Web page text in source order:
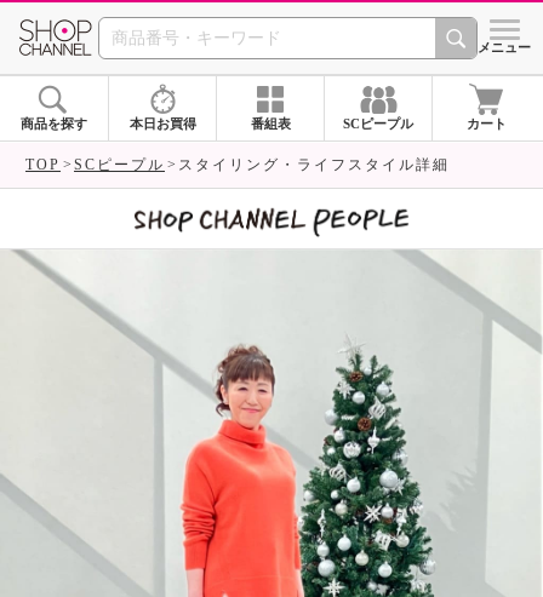
SHOP CHANNEL シメニュー
商品を探す 本日お買得 番組表 SCピープル カート
TOP SCピープル スタイリング・ライフスタイル詳細